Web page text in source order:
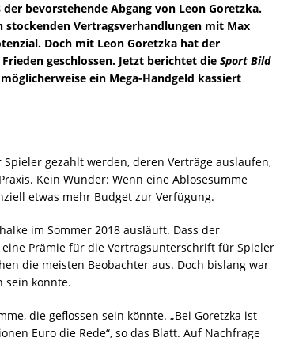
bevorstehende Abgang von Leon Goretzka.
stockenden Vertragsverhandlungen mit Max
Doch mit Leon Goretzka hat der
geschlossen. Jetzt berichtet die Sport Bild
ein Mega-Handgeld kassiert
gezahlt werden, deren Verträge auslaufen,
Kein Wunder: Wenn eine Ablösesumme
etwas mehr Budget zur Verfügung.
im Sommer 2018 ausläuft. Dass der
Prämie für die Vertragsunterschrift für Spieler
die meisten Beobachter aus. Doch bislang war
sein könnte.
die geflossen sein könnte. „Bei Goretzka ist
Euro die Rede“, so das Blatt. Auf Nachfrage